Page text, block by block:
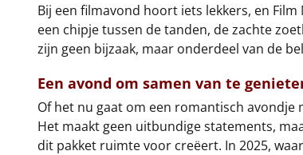
Bij een filmavond hoort iets lekkers, en
een chipje tussen de tanden, de zachte
zijn geen bijzaak, maar onderdeel van de
Een avond om samen van te
Of het nu gaat om een romantisch avondje
Het maakt geen uitbundige statements,
dit pakket ruimte voor creëert. In 2025,